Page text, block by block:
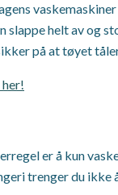
helt av og
på at tøyet
er å kun
trenger du